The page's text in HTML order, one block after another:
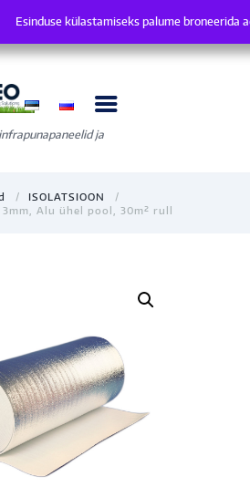
ja
ISOLATSIOON
3mm, Alu ühel pool, 30m² rull
Esinduse külastamiseks palume
Esinduse külastamiseks palume broneerida